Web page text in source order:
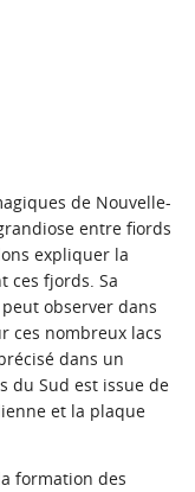
de Nouvelle-
entre fiords
expliquer la
ces fjords. Sa
observer dans
ces nombreux lacs
dans un
du Sud est issue de
et la plaque
formation des